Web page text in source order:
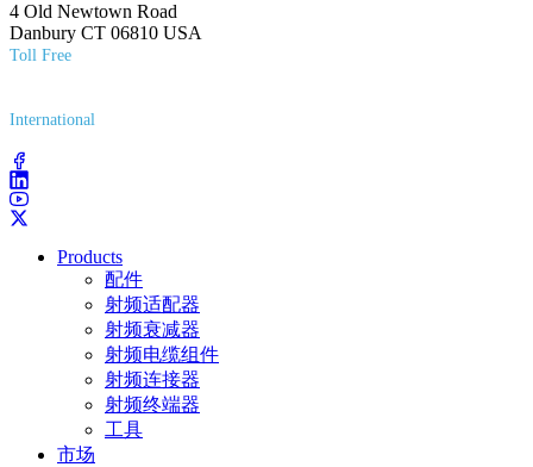
4 Old Newtown Road
Danbury CT 06810 USA
Toll Free
International
Products
配件
射频适配器
射频衰减器
射频电缆组件
射频连接器
射频终端器
工具
市场